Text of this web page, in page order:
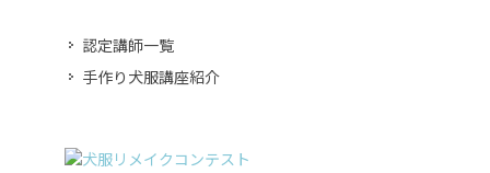
認定講師一覧
手作り犬服講座紹介